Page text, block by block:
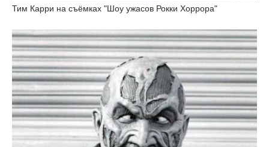
Тим Карри на съёмках "Шоу ужасов Рокки Хоррора"